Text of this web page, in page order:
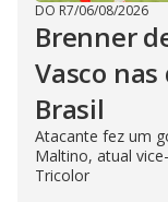
DO R7/06/08/2026
Brenner
Vasco
Brasil
Atacante fez um
Maltino, atual
Tricolor